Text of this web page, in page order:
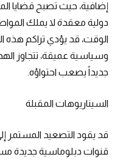
إضافية، حيث تصبح قضايا
دولية معقدة لا يملك
الوقت، قد يؤدي تراكم هذه
وسياسية عميقة، تتجاوز
جديداً يصعب احتواؤه.
السيناريوهات المقبلة
قد يقود التصعيد المستمر
قنوات دبلوماسية جديدة